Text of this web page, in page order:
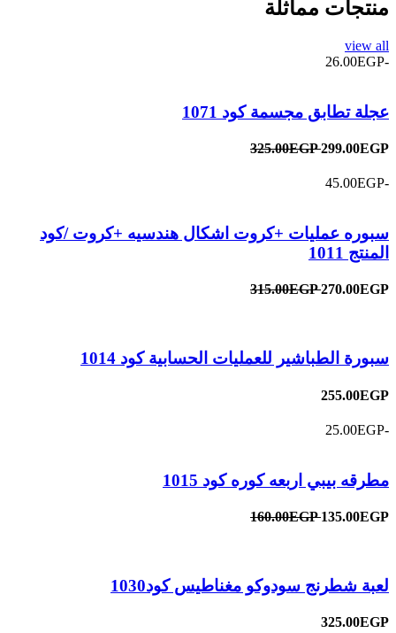
منتجات مماثلة
view all
-26.00EGP
عجلة تطابق مجسمة كود 1071
325.00EGP299.00EGP
-45.00EGP
سبوره عمليات +كروت اشكال هندسيه +كروت /كود
المنتج 1011
315.00EGP270.00EGP
سبورة الطباشير للعمليات الحسابية كود 1014
255.00EGP
-25.00EGP
مطرقه بيبي اربعه كوره كود 1015
160.00EGP135.00EGP
لعبة شطرنج سودوكو مغناطيس كود1030
325.00EGP